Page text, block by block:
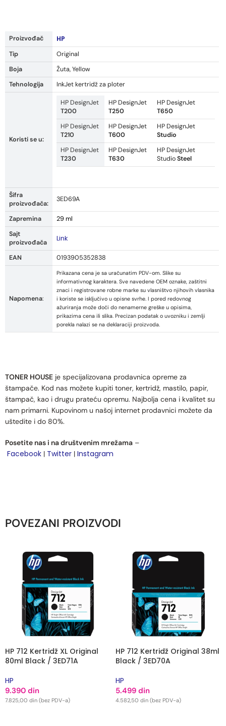
Proizvođač HP
Tip
Original
Boja
Žuta, Yellow
Tehnologija
InkJet kertridž za ploter
Koristi se u:
HP DesignJet
T200
HP DesignJet
T250
HP DesignJet
T650
HP DesignJet
T210
HP DesignJet
T600
HP DesignJet
Studio
HP DesignJet
T230
HP DesignJet
T630
HP DesignJet
StudioSteel
Šifra
proizvođača:
3ED69A
Zapremina
29 ml
Sajt
proizvođača
Link
EAN 0193905352838
Napomena:
Prikazana cena je sa uračunatim PDV-om. Slike su
informativnog karaktera. Sve navedene OEM oznake, zaštitni
znaci i registrovane robne marke su vlasništvo njihovih vlasnika
i koriste se isključivo u opisne svrhe. I pored redovnog
ažuriranja može doći do nenamerne greške u opisima,
prikazima cena ili slika. Precizan podatak o uvozniku i zemlji
porekla nalazi se na deklaraciji proizvoda.
TONER HOUSE je specijalizovana prodavnica opreme za
štampače. Kod nas možete kupiti toner, kertridž, mastilo, papir,
štampač, kao i drugu prateću opremu. Najbolja cena i kvalitet su
nam primarni. Kupovinom u našoj internet prodavnici možete da
uštedite i do 80%.
Posetite nas i na društvenim mrežama –
Facebook | Twitter | Instagram
POVEZANI PROIZVODI
HP 712 Kertridž XL Original
80ml Black / 3ED71A
HP
9.390 din
7.825,00 din (bez PDV-a)
HP 712 Kertridž Original 38ml
Black / 3ED70A
HP
5.499 din
4.582,50 din (bez PDV-a)